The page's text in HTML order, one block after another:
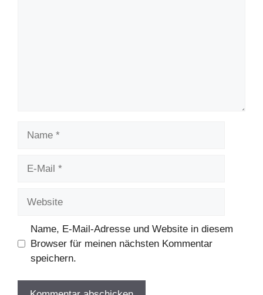
Name, E-Mail-Adresse und Website in diesem
Browser für meinen nächsten Kommentar
speichern.